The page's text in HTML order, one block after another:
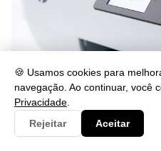
🍪 Usamos cookies para
navegação. Ao continuar, você
Privacidade
Rejeitar
Aceitar
Como Desbloquear a HP